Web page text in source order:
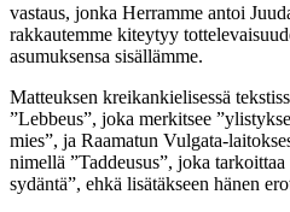
vastaus, jonka Herramme antoi
rakkautemme kiteytyy
asumuksensa sisällämme.
Matteuksen kreikankielisessä
”Lebbeus”, joka merkitsee
mies”, ja Raamatun Vulgata-
nimellä ”Taddeusus”, joka
sydäntä”, ehkä lisätäkseen hänen